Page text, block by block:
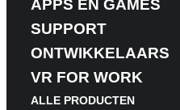
APPS EN GAMES
SUPPORT
ONTWIKKELAARS
VR FOR WORK
ALLE PRODUCTEN